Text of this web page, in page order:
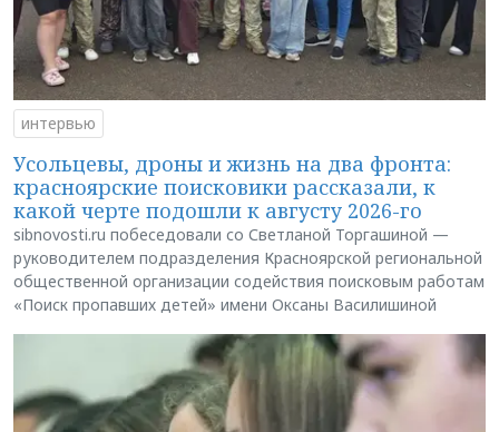
интервью
Усольцевы, дроны и жизнь на два фронта:
красноярские поисковики рассказали, к
какой черте подошли к августу 2026-го
sibnovosti.ru побеседовали со Светланой Торгашиной —
руководителем подразделения Красноярской региональной
общественной организации содействия поисковым работам
«Поиск пропавших детей» имени Оксаны Василишиной